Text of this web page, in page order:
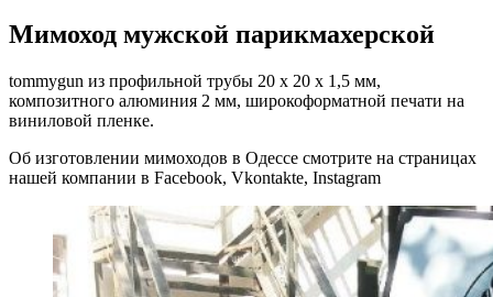
Мимоход мужской парикмахерской
tommygun из профильной трубы 20 х 20 х 1,5 мм,
композитного алюминия 2 мм, широкоформатной печати на
виниловой пленке.
Об изготовлении мимоходов в Одессе смотрите на страницах
нашей компании в Facebook, Vkontakte, Instagram